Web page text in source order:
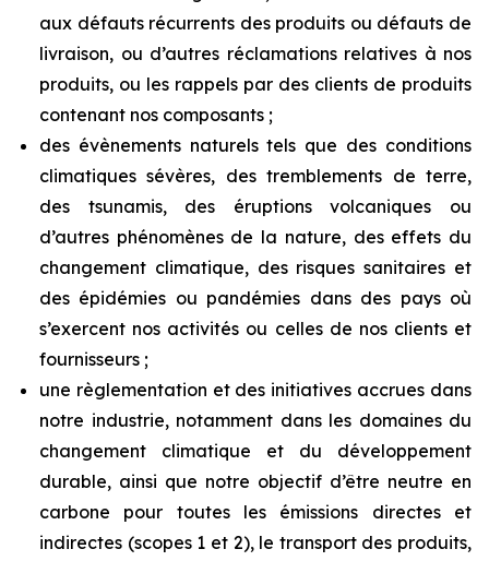
aux défauts récurrents des produits ou défauts de
livraison, ou d’autres réclamations relatives à nos
produits, ou les rappels par des clients de produits
contenant nos composants ;
des évènements naturels tels que des conditions
climatiques sévères, des tremblements de terre,
des tsunamis, des éruptions volcaniques ou
d’autres phénomènes de la nature, des effets du
changement climatique, des risques sanitaires et
des épidémies ou pandémies dans des pays où
s’exercent nos activités ou celles de nos clients et
fournisseurs ;
une règlementation et des initiatives accrues dans
notre industrie, notamment dans les domaines du
changement climatique et du développement
durable, ainsi que notre objectif d’être neutre en
carbone pour toutes les émissions directes et
indirectes (scopes 1 et 2), le transport des produits,